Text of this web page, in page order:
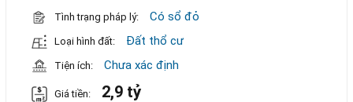
Tình trạng pháp lý: Có sổ đỏ
Loại hình đất: Đất thổ cư
Tiện ích: Chưa xác định
Giá tiền: 2,9 tỷ